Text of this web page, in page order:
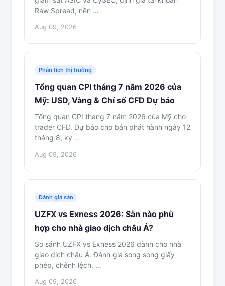
Raw Spread, nền …
Aug 09, 2026
Phân tích thị trường
Tổng quan CPI tháng 7 năm 2026 của
Mỹ: USD, Vàng & Chỉ số CFD Dự báo
Tổng quan CPI tháng 7 năm 2026 của Mỹ cho
trader CFD. Dự báo cho bản phát hành ngày 12
tháng 8, kỳ …
Aug 09, 2026
Đánh giá sàn
UZFX vs Exness 2026: Sàn nào phù
hợp cho nhà giao dịch châu Á?
So sánh UZFX vs Exness 2026 dành cho nhà
giao dịch châu Á. Đánh giá song song giấy
phép, chênh lệch, …
Aug 09, 2026